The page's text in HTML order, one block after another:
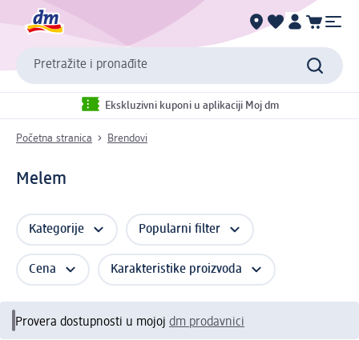
Pretražite i pronađite
Ekskluzivni kuponi u aplikaciji Moj dm
Početna stranica Brendovi
Melem
Kategorije Popularni filter
Cena Karakteristike proizvoda
Provera dostupnosti u mojoj dm prodavnici